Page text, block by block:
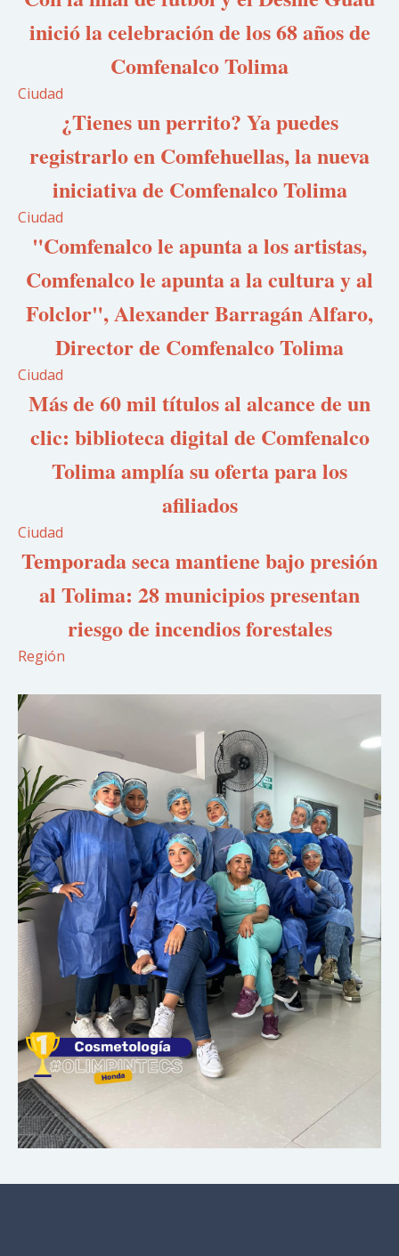
inició la celebración de los 68 años de
Comfenalco Tolima
Ciudad
¿Tienes un perrito? Ya puedes
registrarlo en Comfehuellas, la nueva
iniciativa de Comfenalco Tolima
Ciudad
"Comfenalco le apunta a los artistas,
Comfenalco le apunta a la cultura y al
Folclor", Alexander Barragán Alfaro,
Director de Comfenalco Tolima
Ciudad
Más de 60 mil títulos al alcance de un
clic: biblioteca digital de Comfenalco
Tolima amplía su oferta para los
afiliados
Ciudad
Temporada seca mantiene bajo presión
al Tolima: 28 municipios presentan
riesgo de incendios forestales
Región